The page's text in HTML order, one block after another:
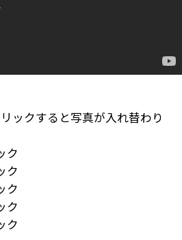
ックすると写真が入れ替わり